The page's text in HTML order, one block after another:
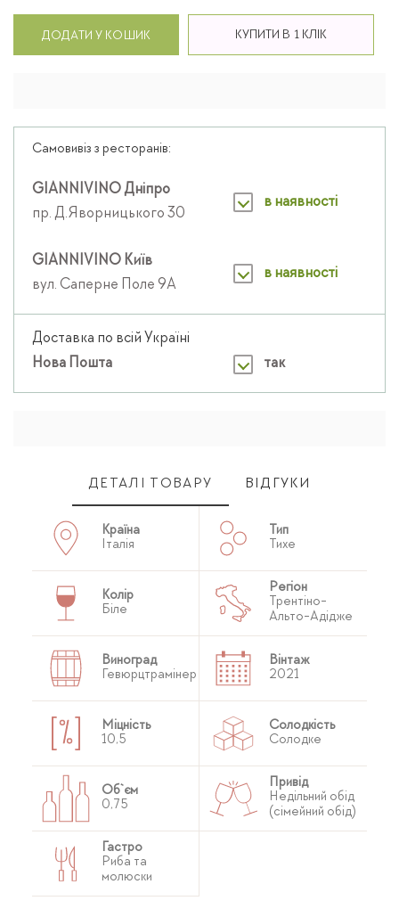
ДОДАТИ У КОШИК КУПИТИ В 1 КЛІК
Самовивіз з ресторанів:
GIANNIVINO Дніпро
пр. Д.Яворницького 30
в наявності
GIANNIVINO Київ
вул. Саперне Поле 9А
в наявності
Доставка по всій Україні
Нова Пошта
так
ДЕТАЛІ ТОВАРУ ВІДГУКИ
Країна
Італія
Тип
Тихе
Колір
Біле
Регіон
Трентіно-
Альто-Адідже
Виноград
Гевюрцтрамінер
Вінтаж
2021
Міцність
10,5
Солодкість
Солодке
Об`єм
0,75
Привід
Недільний обід
(сімейний обід)
Гастро
Риба та
молюски